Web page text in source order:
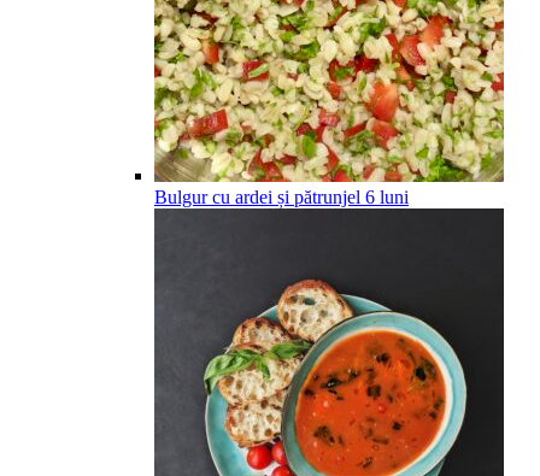
Bulgur cu ardei și pătrunjel 6 luni